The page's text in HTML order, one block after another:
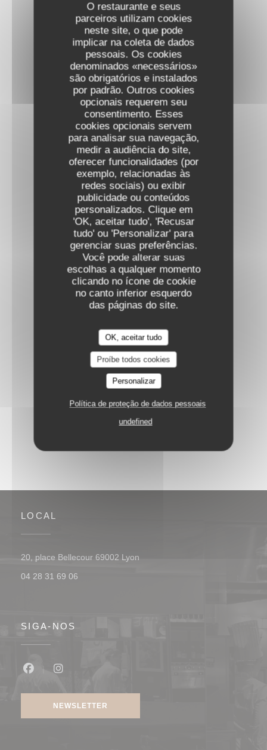
O restaurante e seus
parceiros utilizam cookies
neste site, o que pode
implicar na coleta de dados
pessoais. Os cookies
denominados «necessários»
são obrigatórios e instalados
por padrão. Outros cookies
opcionais requerem seu
consentimento. Esses
cookies opcionais servem
para analisar sua navegação,
medir a audiência do site,
oferecer funcionalidades (por
exemplo, relacionadas às
redes sociais) ou exibir
publicidade ou conteúdos
personalizados. Clique em
'OK, aceitar tudo', 'Recusar
tudo' ou 'Personalizar' para
gerenciar suas preferências.
Você pode alterar suas
escolhas a qualquer momento
clicando no ícone de cookie
no canto inferior esquerdo
das páginas do site.
OK, aceitar tudo
Proíbe todos cookies
Personalizar
Política de proteção de dados pessoais
undefined
Starters
Main Courses
Cheese
Desserts
LOCAL
20, place Bellecour 69002 Lyon
04 28 31 69 06
SIGA-NOS
NEWSLETTER